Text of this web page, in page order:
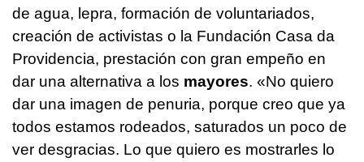
de agua, lepra, formación de voluntariados,
creación de activistas o la Fundación Casa da
Providencia, prestación con gran empeño en
dar una alternativa a los mayores. «No quiero
dar una imagen de penuria, porque creo que ya
todos estamos rodeados, saturados un poco de
ver desgracias. Lo que quiero es mostrarles lo